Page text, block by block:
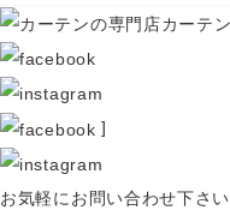
]
お気軽にお問い合わせ下さい